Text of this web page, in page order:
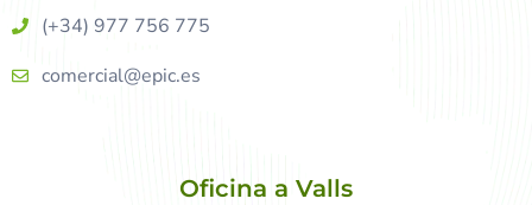
(+34) 977 756 775
comercial@epic.es
Oficina a Valls